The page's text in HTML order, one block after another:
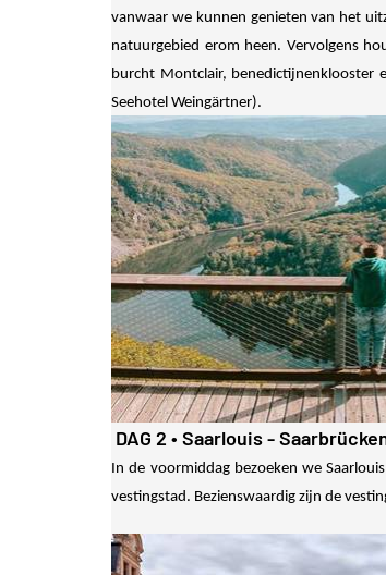
vanwaar we kunnen genieten van het
natuurgebied erom heen. Vervolgens
burcht Montclair, benedictijnenklooster
Seehotel Weingärtner).
DAG 2 • Saarlouis -
In de voormiddag bezoeken we
vestingstad. Bezienswaardig zijn de